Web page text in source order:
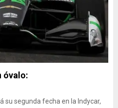
óvalo:
su segunda fecha en la Indycar,